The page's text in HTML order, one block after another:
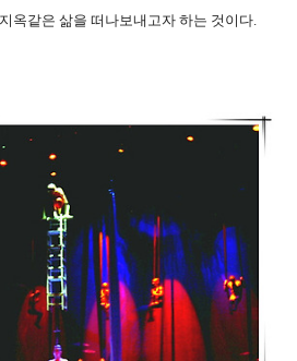
옥같은 삶을 떠나보내고자 하는 것이다.